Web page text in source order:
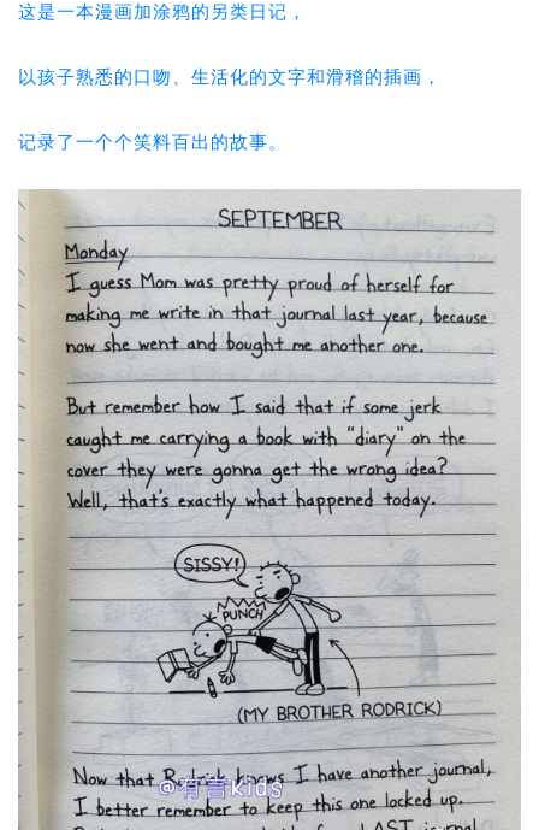
这是一本漫画加涂鸦的另类日记，
以孩子熟悉的口吻、生活化的文字和滑稽的插画，
记录了一个个笑料百出的故事。